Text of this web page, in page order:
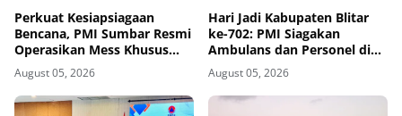
Perkuat Kesiapsiagaan
Bencana, PMI Sumbar Resmi
Operasikan Mess Khusus
Relawan Kemanusiaan
August 05, 2026
Hari Jadi Kabupaten Blitar
ke-702: PMI Siagakan
Ambulans dan Personel di
Area Pisowanan Agung
August 05, 2026